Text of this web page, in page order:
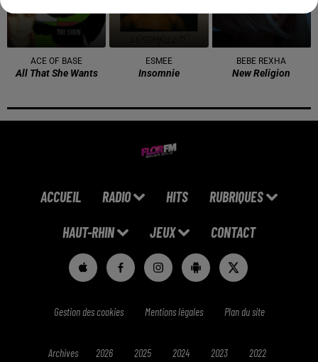
ACE OF BASE
All That She Wants
ESMEE
Insomnie
BEBE REXHA
New Religion
ACCUEIL RADIO HITS RUBRIQUES
HAUT-RHIN JEUX CONTACT
Gestion des cookies Mentions légales Plan du site
Archives 2026 2025 2024 2023 2022